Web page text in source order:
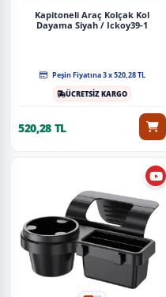
Kapitoneli Araç Kolçak Kol
Dayama Siyah / Ickoy39-1
Peşin Fiyatına 3 x 520,28 TL
ÜCRETSİZ KARGO
520,28 TL